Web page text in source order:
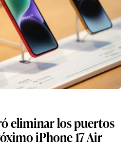
eliminar los puertos
iPhone 17 Air